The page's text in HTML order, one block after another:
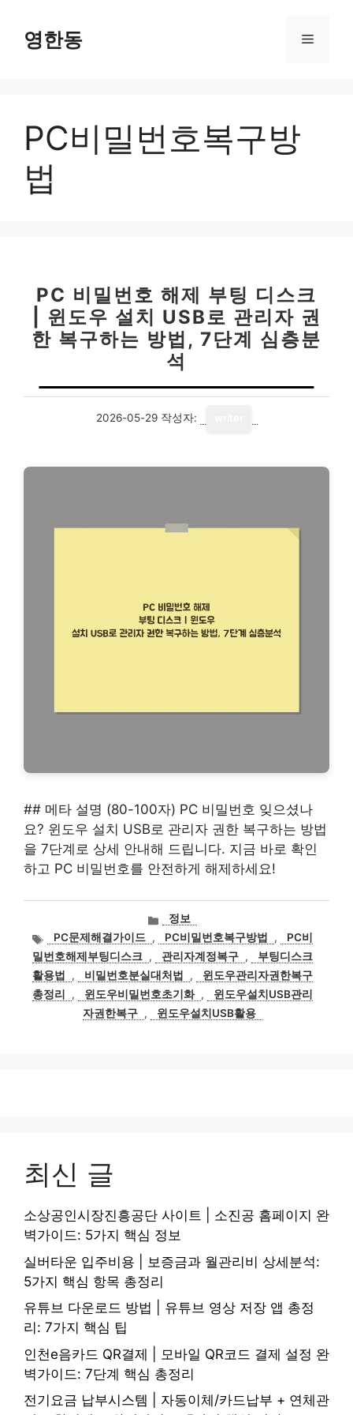
영한동 메
PC비밀번호복구방
법
PC 비밀번호 해제 부팅 디스크
| 윈도우 설치 USB로 관리자 권
한 복구하는 방법, 7단계 심층분
석
2026-05-29 작성자:
## 메타 설명 (80-100자) PC 비밀번호 잊으셨나
요? 윈도우 설치 USB로 관리자 권한 복구하는 방법
을 7단계로 상세 안내해 드립니다. 지금 바로 확인
하고 PC 비밀번호를 안전하게 해제하세요!
카
테
고
리
정보
태
그
PC문제해결가이드 , PC비밀번호복구방법 ,
PC비
밀번호해제부팅디스크 , 관리자계정복구 ,
부팅디스크
활용법
, 비밀번호분실대처법 ,
윈도우관리자권한복구
총정리
, 윈도우비밀번호초기화 ,
윈도우설치USB관리
자권한복구 , 윈도우설치USB활용
최신 글
소상공인시장진흥공단 사이트 | 소진공 홈페이지 완
벽가이드: 5가지 핵심 정보
실버타운 입주비용 | 보증금과 월관리비 상세분석:
5가지 핵심 항목 총정리
유튜브 다운로드 방법 | 유튜브 영상 저장 앱 총정
리: 7가지 핵심 팁
인천e음카드 QR결제 | 모바일 QR코드 결제 설정 완
벽가이드: 7단계 핵심 총정리
전기요금 납부시스템 | 자동이체/카드납부 + 연체관